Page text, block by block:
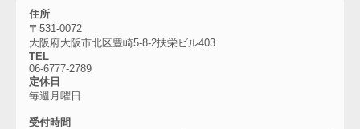
住所
〒531-0072
大阪府大阪市北区豊崎5-8-2扶栄ビル403
TEL
06-6777-2789
定休日
毎週月曜日
受付時間